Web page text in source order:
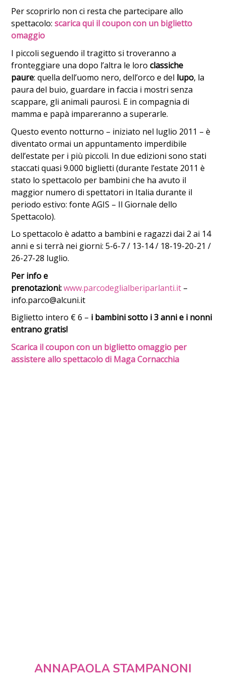
Per scoprirlo non ci resta che partecipare allo
spettacolo: scarica qui il coupon con un biglietto
omaggio
I piccoli seguendo il tragitto si troveranno a
fronteggiare una dopo l’altra le loroclassiche
paure: quella dell’uomo nero, dell’orco e del lupo, la
paura del buio, guardare in faccia i mostri senza
scappare, gli animali paurosi. E in compagnia di
mamma e papà impareranno a superarle.
Questo evento notturno – iniziato nel luglio 2011 – è
diventato ormai un appuntamento imperdibile
dell’estate per i più piccoli. In due edizioni sono stati
staccati quasi 9.000 biglietti (durante l’estate 2011 è
stato lo spettacolo per bambini che ha avuto il
maggior numero di spettatori in Italia durante il
periodo estivo: fonte AGIS – Il Giornale dello
Spettacolo).
Lo spettacolo è adatto a bambini e ragazzi dai 2 ai 14
anni e si terrà nei giorni: 5-6-7 / 13-14 / 18-19-20-21 /
26-27-28 luglio.
Per info e
prenotazioni: www.parcodeglialberiparlanti.it –
info.parco@alcuni.it
Biglietto intero € 6 – i bambini sotto i 3 anni e i nonni
entrano gratis!
Scarica il coupon con un biglietto omaggio per
assistere allo spettacolo di Maga Cornacchia
ANNAPAOLA STAMPANONI